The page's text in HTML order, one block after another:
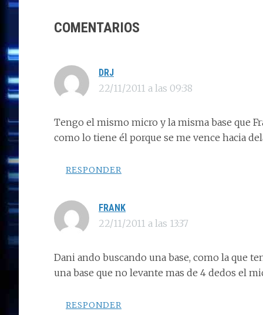
k
CON
LECTORES
COMENTARIOS
DRJ
22/11/2011 a las 09:38
Tengo el mismo micro y la misma base que
como lo tiene él porque se me vence hacia
RESPONDER
FRANK
22/11/2011 a las 13:37
Dani ando buscando una base, como la que
una base que no levante mas de 4 dedos el
RESPONDER